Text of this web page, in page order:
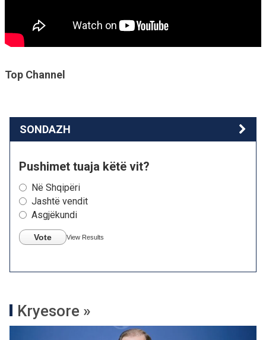
Top Channel
SONDAZH
Pushimet tuaja këtë vit?
Në Shqipëri
Jashtë vendit
Asgjëkundi
Vote View Results
Kryesore »